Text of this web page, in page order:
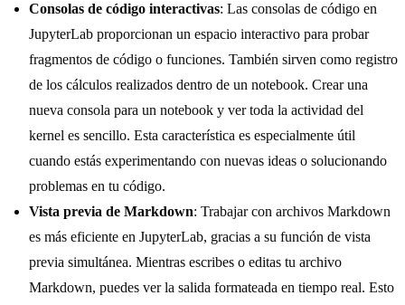
Consolas de código interactivas: Las consolas de código en
JupyterLab proporcionan un espacio interactivo para probar
fragmentos de código o funciones. También sirven como registro
de los cálculos realizados dentro de un notebook. Crear una
nueva consola para un notebook y ver toda la actividad del
kernel es sencillo. Esta característica es especialmente útil
cuando estás experimentando con nuevas ideas o solucionando
problemas en tu código.
Vista previa de Markdown: Trabajar con archivos Markdown
es más eficiente en JupyterLab, gracias a su función de vista
previa simultánea. Mientras escribes o editas tu archivo
Markdown, puedes ver la salida formateada en tiempo real. Esto